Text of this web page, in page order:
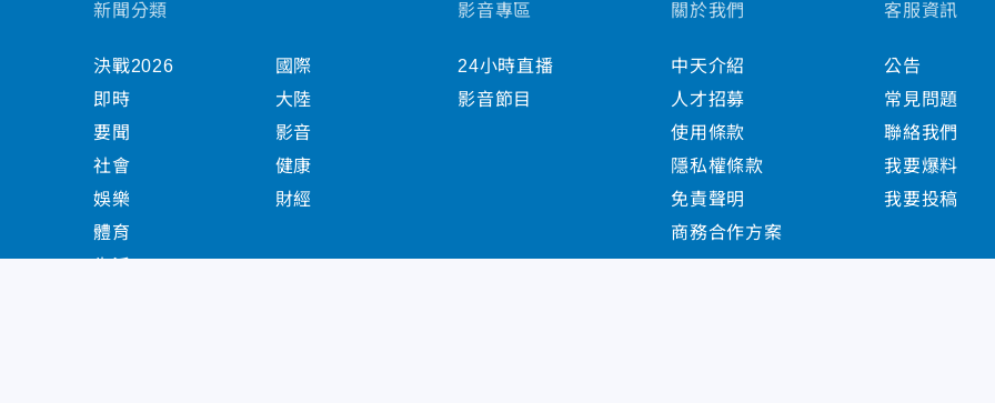
新聞分類
決戰2026
即時
要聞
社會
娛樂
體育
國際
大陸
影音
健康
財經
影音專區
24小時直播
影音節目
關於我們
中天介紹
人才招募
使用條款
隱私權條款
免責聲明
商務合作方案
客服資訊
公告
常見問題
聯絡我們
我要爆料
我要投稿